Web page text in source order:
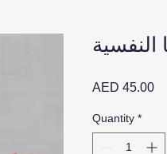
النفسية
AED 45.00
Quantity *